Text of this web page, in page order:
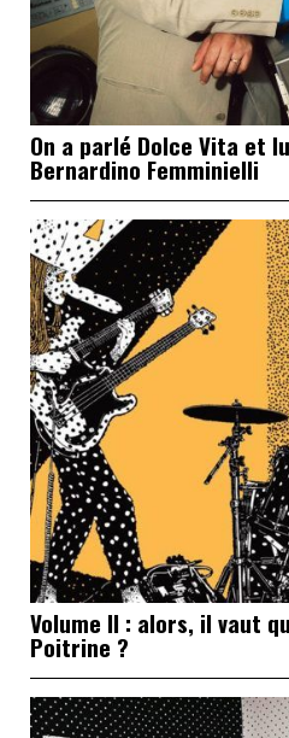
On a parlé Dolce Vita et
Bernardino Femminielli
Volume II : alors, il vaut
Poitrine ?